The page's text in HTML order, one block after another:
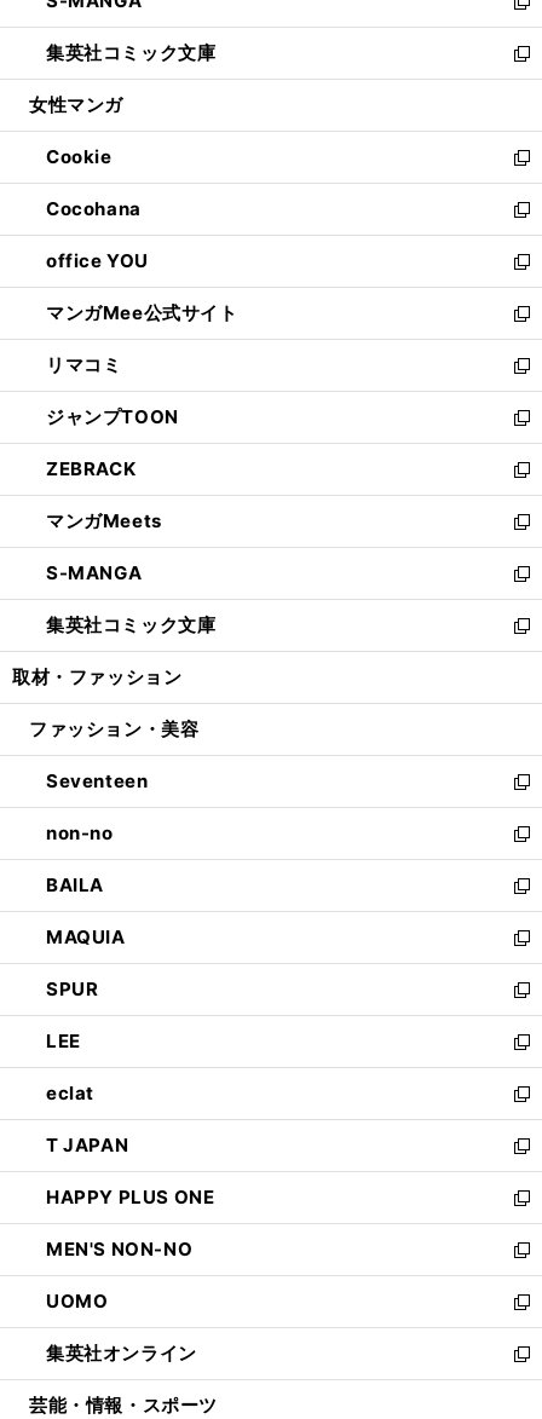
開
く
ウ
で
開
ン
ド
ウ
開
く
い
ウ
ィ
ン
ウ
で
開
く
新
し
い
ウ
ン
ド
ウ
で
開
く
集英社コミック文庫
新
し
ウ
ィ
ン
ド
ウ
で
開
く
女性マンガ
Cookie
新
し
い
ウ
ィ
ン
ド
ウ
で
開
く
Cocohana
新
し
い
ウ
ィ
ン
ド
ウ
で
開
く
office YOU
新
し
い
ウ
ィ
ン
ド
ウ
で
開
く
マンガMee公式サイト
新
し
い
ウ
ィ
ン
ド
ウ
で
開
く
リマコミ
新
し
い
ウ
ィ
ン
ド
ウ
で
開
く
ジャンプTOON
新
し
い
ウ
ィ
ン
ド
ウ
で
開
ZEBRACK
新
し
い
ウ
ィ
ン
ド
ウ
開
マンガMeets
新
し
い
ウ
ィ
ン
ウ
開
く
S-MANGA
新
し
い
ウ
ン
ウ
で
開
く
集英社コミック文庫
新
し
ウ
ン
ド
ウ
で
開
く
取材・ファッション
ファッション・美容
Seventeen
新
し
い
ウ
ィ
ン
ド
ウ
で
開
く
non-no
新
し
い
ウ
ィ
ン
ド
ウ
で
開
く
BAILA
新
し
い
ウ
ィ
ン
ド
ウ
で
開
く
MAQUIA
新
し
い
ウ
ィ
ン
ド
ウ
で
開
く
SPUR
新
し
い
ウ
ィ
ン
ド
ウ
で
開
く
LEE
新
し
い
ウ
ィ
ン
ド
ウ
で
開
く
eclat
新
し
い
ウ
ィ
ン
ド
ウ
で
開
く
T JAPAN
新
し
い
ウ
ィ
ン
ド
ウ
で
開
HAPPY PLUS ONE
新
し
い
ウ
ィ
ン
ド
ウ
MEN'S NON-NO
新
し
い
ウ
ィ
ン
UOMO
新
し
い
ウ
集英社オンライン
新
し
芸能・情報・スポーツ